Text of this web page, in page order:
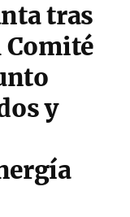
tras
Comité
y